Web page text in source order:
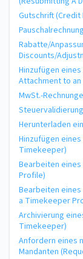
Gutschrift
Rabatte/
Discounts/
Hinzufügen
Attachment to an
MwSt.-
Herunterladen
Hinzufügen
Timekeeper)
Bearbeiten
Profile)
Bearbeiten
a Timekeeper
Archivierung
Timekeeper)
Anfordern eines
Mandanten